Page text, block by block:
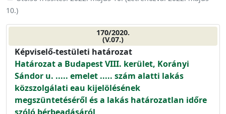
10.)
170/2020.
(V.07.)
Képviselő-testületi határozat
Határozat a Budapest VIII. kerület, Korányi
Sándor u. ..... emelet ..... szám alatti lakás
közszolgálati eau kijelölésének
megszüntetéséről és a lakás határozatlan időre